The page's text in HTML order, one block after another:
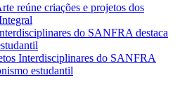
reúne criações e projetos dos
Interdisciplinares do SANFRA
estudantil